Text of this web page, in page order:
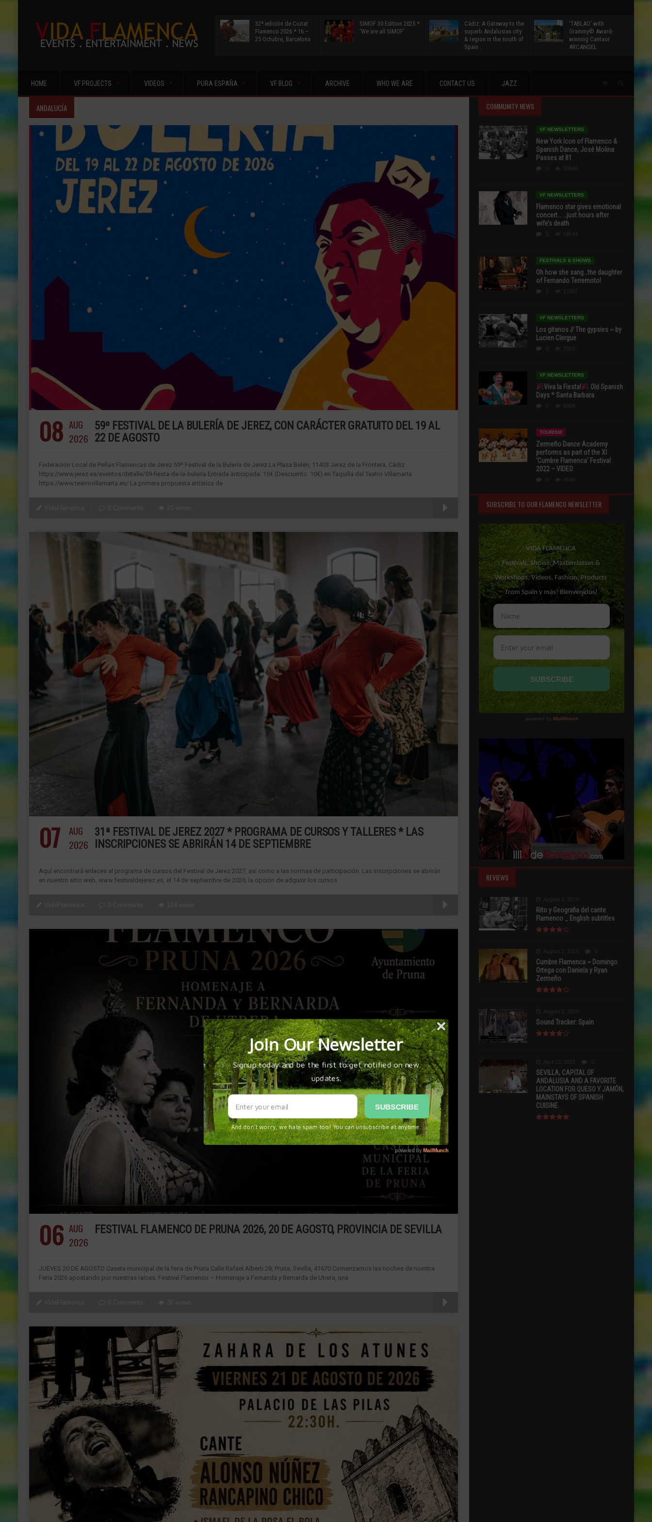
32ª edición de Ciutat
Flamenco 2026 * 16 –
25 Octubre, Barcelona
SIMOF 30 Edition 2025 *
‘We are all SIMOF’
Cádiz: A Gateway to the
superb Andalusian city
& region in the south of
Spain
‘TABLAO’ with
Grammy© Award-
winning Cantaor
ARCANGEL
HOME VF PROJECTS VIDEOS PURA ESPAÑA VF BLOG ARCHIVE WHO WE ARE CONTACT US JAZZ
ANDALUCÍA
08 AUG
2026
59º FESTIVAL DE LA BULERÍA DE JEREZ, CON CARÁCTER GRATUITO DEL 19 AL
22 DE AGOSTO
Federación Local de Peñas Flamencas de Jerez 59º Festival de la Bulería de Jerez La Plaza Belén, 11403 Jerez de la Frontera, Cádiz
https://www.jerez.es/eventos/detalle/59-fiesta-de-la-buleria Entrada anticipada: 15€ (Descuento: 10€) en Taquilla del Teatro Villamarta
https://www.teatrovillamarta.es/ La primera propuesta artística de
07
AUG
2026
31ª FESTIVAL DE JEREZ 2027 * PROGRAMA DE CURSOS Y TALLERES * LAS
INSCRIPCIONES SE ABRIRÁN 14 DE SEPTIEMBRE
Aquí encontrará enlaces al programa de cursos del Festival de Jerez 2027, así como a las normas de participación. Las inscripciones se abrirán
en nuestro sitio web, www.festivaldejerez.es, el 14 de septiembre de 2026; la opción de adquirir los cursos
06 AUG
2026
FESTIVAL FLAMENCO DE PRUNA 2026, 20 DE AGOSTO, PROVINCIA DE SEVILLA
JUEVES 20 DE AGOSTO Caseta municipal de la feria de Pruna Calle Rafael Alberti 28, Pruna, Sevilla, 41670 Comenzamos las noches de nuestra
Feria 2026 apostando por nuestras raíces. Festival Flamenco – Homenaje a Fernanda y Bernarda de Utrera, una
COMMUNITY NEWS
VF NEWSLETTERS
New York Icon of Flamenco &
Spanish Dance, José Molina
Passes at 81
VF NEWSLETTERS
Flamenco star gives emotional
concert… …just hours after
wife’s death
FESTIVALS & SHOWS
Oh how she sang…the daughter
of Fernando Terremoto!
VF NEWSLETTERS
Los gitanos // The gypsies ~ by
Lucien Clergue
VF NEWSLETTERS
Viva la Fiesta!
Old Spanish
Days * Santa Barbara
TOURISM
Zermeño Dance Academy
performs as part of the XI
‘Cumbre Flamenca’ Festival
2022 – VIDEO
SUBSCRIBE TO OUR FLAMENCO NEWSLETTER
REVIEWS
Rito y Geografia del cante
Flamenco _ English subtitles
Cumbre Flamenca ~ Domingo
Ortega con Daniela y Ryan
Zermeño
Sound Tracker: Spain
SEVILLA, CAPITAL OF
ANDALUSIA AND A FAVORITE
LOCATION FOR QUESO Y JAMÓN,
MAINSTAYS OF SPANISH
CUISINE.